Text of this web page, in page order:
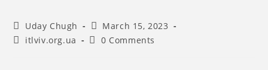
Post
author:
Uday Chugh
Post
published:
March 15, 2023
Postitlviv.org.ua
Post0 Comments